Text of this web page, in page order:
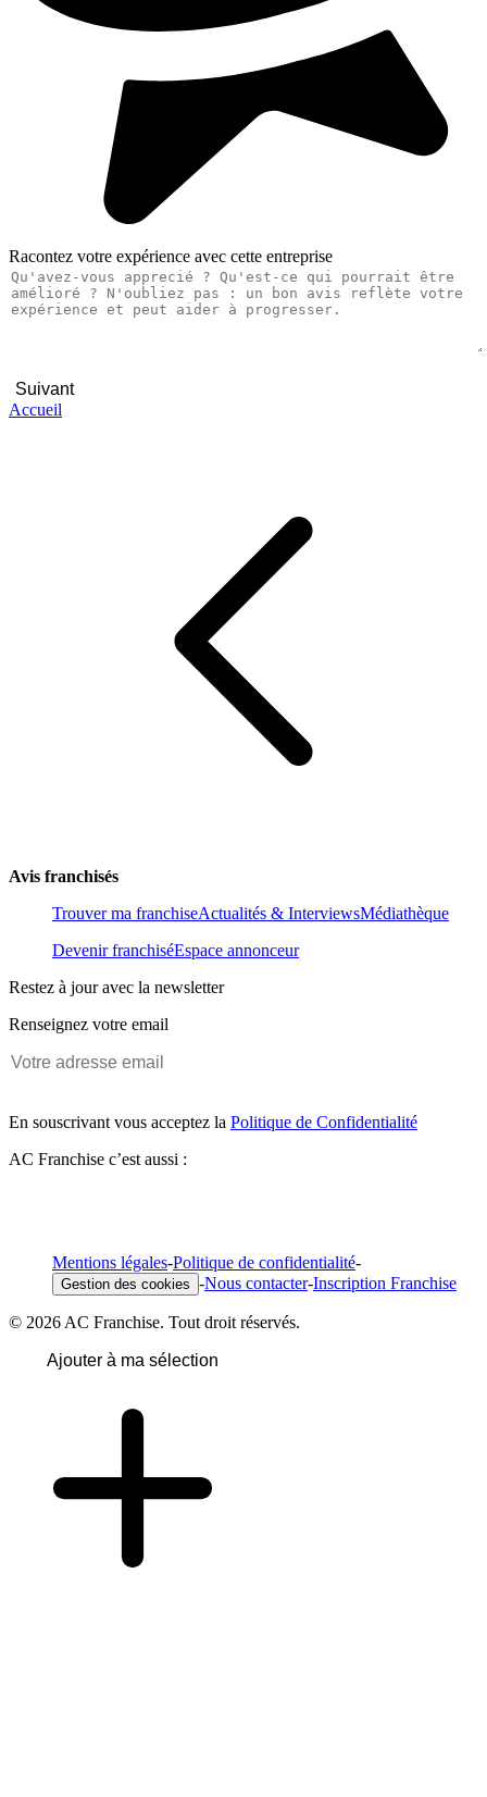
Racontez votre expérience avec cette entreprise
Suivant
Accueil
Avis franchisés
Trouver ma franchiseActualités & InterviewsMédiathèque
Devenir franchiséEspace annonceur
Restez à jour avec la newsletter
Renseignez votre email
En souscrivant vous acceptez la Politique de Confidentialité
AC Franchise c’est aussi :
Mentions légales-Politique de confidentialité-
Gestion des cookies -Nous contacter-Inscription Franchise
© 2026 AC Franchise. Tout droit réservés.
Ajouter à ma sélection